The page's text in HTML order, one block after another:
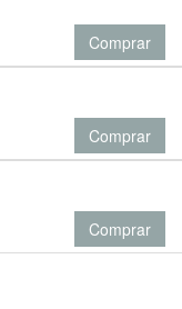
Comprar
Comprar
Comprar